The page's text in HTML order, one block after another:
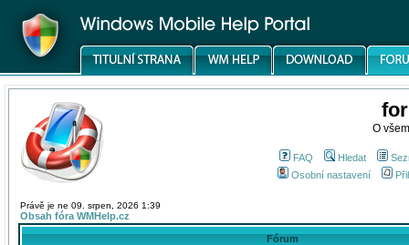
O
FAQ Hledat
Osobní nastavení
Právě je ne 09. srpen, 2026 1:39
Obsah fóra WMHelp.cz
Fórum